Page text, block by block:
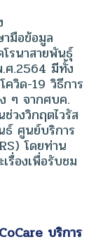
มือข้อมูล
โรนาสายพันธุ์
ศ.2564 มีทั้ง
ควิด-19 วิธีการ
ๆ จากศบค.
วงวิกฤตไวรัส
ธ์ ศูนย์บริการ
โดยท่าน
รื่องเพื่อรับชม
บริการ